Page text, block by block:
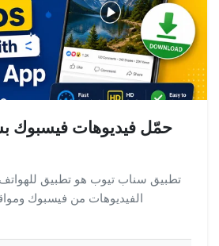
حمّل فيديوهات فيسبوك
تطبيق سناب تيوب هو تطبيق
الفيديوهات من فيسبوك